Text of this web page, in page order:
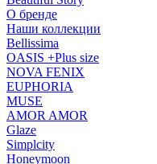
О бренде
Наши коллекции
Bellissima
OASIS +Plus size
NOVA FENIX
EUPHORIA
MUSE
AMOR AMOR
Glaze
Simplcity
Honeymoon